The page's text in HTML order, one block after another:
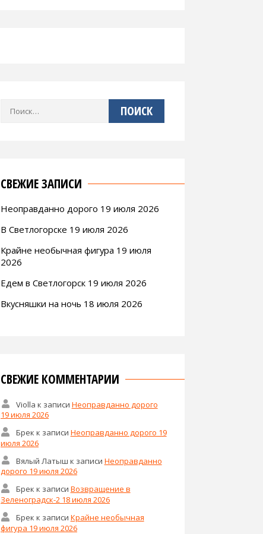
СВЕЖИЕ ЗАПИСИ
Неоправданно дорого 19 июля 2026
В Светлогорске 19 июля 2026
Крайне необычная фигура 19 июля
2026
Едем в Светлогорск 19 июля 2026
Вкусняшки на ночь 18 июля 2026
СВЕЖИЕ КОММЕНТАРИИ
Violla к записи Неоправданно дорого
19 июля 2026
Брек к записи Неоправданно дорого 19
июля 2026
Вялый Латыш к записи Неоправданно
дорого 19 июля 2026
Брек к записи Возвращение в
Зеленоградск-2 18 июля 2026
Брек к записи Крайне необычная
фигура 19 июля 2026